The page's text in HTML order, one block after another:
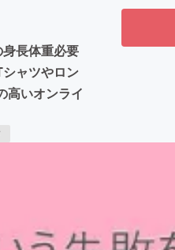
長体重必要
ャツやロン
高いオンライ